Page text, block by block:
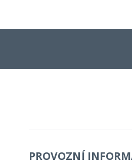
PROVOZNÍ